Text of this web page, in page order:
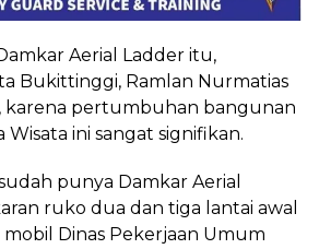
Aerial Ladder itu,
Bukittinggi, Ramlan Nurmatias
karena pertumbuhan bangunan
ini sangat signifikan.
punya Damkar Aerial
ruko dua dan tiga lantai awal
mobil Dinas Pekerjaan Umum